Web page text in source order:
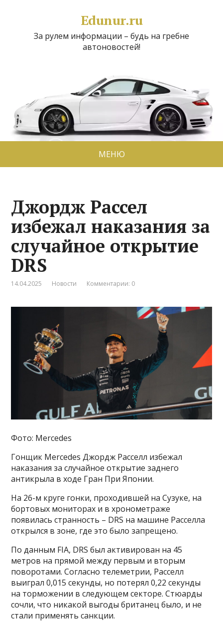
Edunur.ru
За рулем информации – будь на гребне
автоновостей!
МЕНЮ
Джордж Рассел
избежал наказания за
случайное открытие
DRS
14.04.2025 Новости Комментарии: 0
Фото: Mercedes
Гонщик Mercedes Джордж Расселл избежал
наказания за случайное открытие заднего
антикрыла в ходе Гран При Японии.
На 26-м круге гонки, проходившей на Сузуке, на
бортовых мониторах и в хронометраже
появилась странность – DRS на машине Расселла
открылся в зоне, где это было запрещено.
По данным FIA, DRS был активирован на 45
метров на прямой между первым и вторым
поворотами. Согласно телеметрии, Расселл
выиграл 0,015 секунды, но потерял 0,22 секунды
на торможении в следующем секторе. Стюарды
сочли, что никакой выгоды британец было, и не
стали применять санкции.